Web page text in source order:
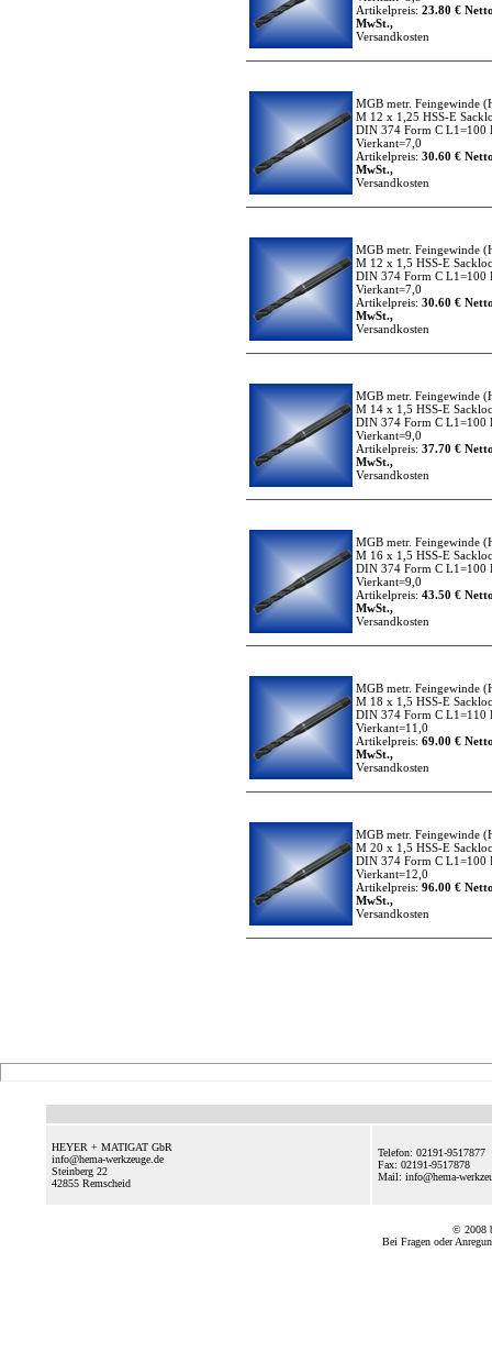
Artikelpreis: 23.80 €
MwSt.,
Versandkosten
MGB metr. Feingewinde
M 12 x 1,25 HSS-E
DIN 374 Form C L1=100
Vierkant=7,0
Artikelpreis: 30.60 €
MwSt.,
Versandkosten
MGB metr. Feingewinde
M 12 x 1,5 HSS-E
DIN 374 Form C L1=100
Vierkant=7,0
Artikelpreis: 30.60 €
MwSt.,
Versandkosten
MGB metr. Feingewinde
M 14 x 1,5 HSS-E
DIN 374 Form C L1=100
Vierkant=9,0
Artikelpreis: 37.70 €
MwSt.,
Versandkosten
MGB metr. Feingewinde
M 16 x 1,5 HSS-E
DIN 374 Form C L1=100
Vierkant=9,0
Artikelpreis: 43.50 €
MwSt.,
Versandkosten
MGB metr. Feingewinde
M 18 x 1,5 HSS-E
DIN 374 Form C L1=110
Vierkant=11,0
Artikelpreis: 69.00 €
MwSt.,
Versandkosten
MGB metr. Feingewinde
M 20 x 1,5 HSS-E
DIN 374 Form C L1=100
Vierkant=12,0
Artikelpreis: 96.00 €
MwSt.,
Versandkosten
HEYER + MATIGAT GbR
info@hema-werkzeuge.de
Steinberg 22
42855 Remscheid
Telefon: 02191-9517877
Fax: 02191-9517878
Mail: info@hema-
© 2008
Bei Fragen oder